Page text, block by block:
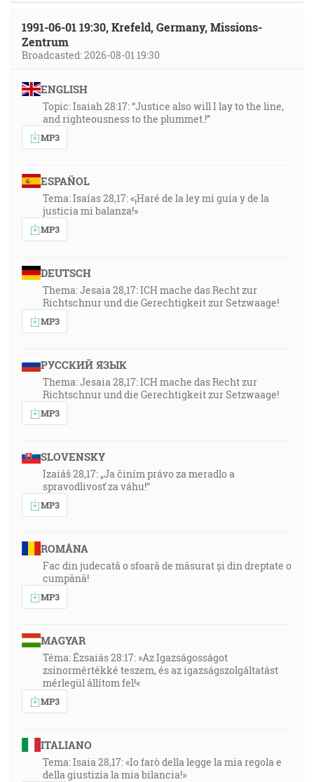
1991-06-01 19:30, Krefeld, Germany, Missions-
Zentrum
Broadcasted: 2026-08-01 19:30
ENGLISH
Topic: Isaiah 28:17: “Justice also will I lay to the line,
and righteousness to the plummet.!”
MP3
ESPAÑOL
Tema: Isaías 28,17: «¡Haré de la ley mi guía y de la
justicia mi balanza!»
MP3
DEUTSCH
Thema: Jesaia 28,17: ICH mache das Recht zur
Richtschnur und die Gerechtigkeit zur Setzwaage!
MP3
РУССКИЙ ЯЗЫК
Thema: Jesaia 28,17: ICH mache das Recht zur
Richtschnur und die Gerechtigkeit zur Setzwaage!
MP3
SLOVENSKY
Izaiáš 28,17: „Ja činím právo za meradlo a
spravodlivosť za váhu!“
MP3
ROMÂNA
Fac din judecată o sfoară de măsurat și din dreptate o
cumpănă!
MP3
MAGYAR
Téma: Ézsaiás 28:17: »Az Igazságosságot
zsinormértékké teszem, és az igazságszolgáltatást
mérlegül állítom fel!«
MP3
ITALIANO
Tema: Isaia 28,17: «Io farò della legge la mia regola e
della giustizia la mia bilancia!»